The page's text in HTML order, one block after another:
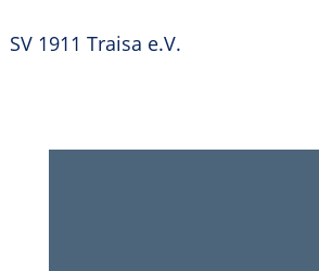
SV 1911 Traisa e.V.